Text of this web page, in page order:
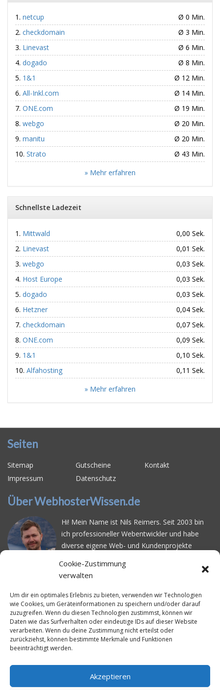
Cookie-Zustimmung
verwalten
Um dir ein optimales Erlebnis zu bieten, verwenden wir Technologien
wie Cookies, um Geräteinformationen zu speichern und/oder darauf
zuzugreifen. Wenn du diesen Technologien zustimmst, können wir
Daten wie das Surfverhalten oder eindeutige IDs auf dieser Website
verarbeiten. Wenn du deine Zustimmung nicht erteilst oder
zurückziehst, können bestimmte Merkmale und Funktionen
beeinträchtigt werden.
Akzeptieren
netcup
Ø 0 Min.
checkdomain
Ø 3 Min.
Linevast
Ø 6 Min.
dogado
Ø 8 Min.
1&1
Ø 12 Min.
All-Inkl.com
Ø 14 Min.
ONE.com
Ø 19 Min.
webgo
Ø 20 Min.
manitu
Ø 20 Min.
Strato
Ø 43 Min.
» Mehr erfahren
Schnellste Ladezeit
Mittwald
0,00 Sek.
Linevast
0,01 Sek.
webgo
0,03 Sek.
Host Europe
0,03 Sek.
dogado
0,03 Sek.
Hetzner
0,04 Sek.
checkdomain
0,07 Sek.
ONE.com
0,09 Sek.
1&1
0,10 Sek.
Alfahosting
0,11 Sek.
» Mehr erfahren
Seiten
Sitemap Gutscheine
Kontakt
Impressum
Datenschutz
Über WebhosterWissen.de
Hi! Mein Name ist Nils Reimers. Seit 2003 bin
ich professioneller Webentwickler und habe
diverse eigene Web- und Kundenprojekte
schwierig ist gutes Webhosting zu finden: Bei
vielen Anbietern ärgert man sich über
Serverausfälleoder überlangsame
Ladezeiten. Deswegen habe ich im Mai 2016
angefangen, die bekanntesten Webhoster
systematisch zu testen und deren
Erreichbarkeit und Ladezeit für eine typische
Website basierend auf dem beliebten CMS-
System WordPress zu protokollieren. Auf
WebhosterWissen.de werte ich diese
Messungen kontinuierlich aus und gebe euch